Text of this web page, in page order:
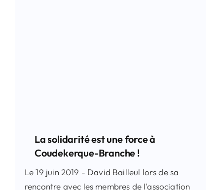
La solidarité est une force à
Coudekerque-Branche !
Le 19 juin 2019 - David Bailleul lors de sa
rencontre avec les membres de l'association